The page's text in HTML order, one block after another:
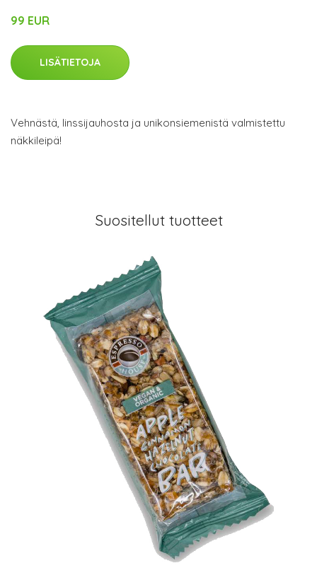
99 EUR
LISÄTIETOJA
Vehnästä, linssijauhosta ja unikonsiemenistä valmistettu
näkkileipä!
Suositellut tuotteet